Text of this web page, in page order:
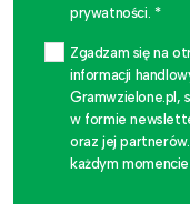
prywatności. *
Zgadzam się na
informacji
Gramwzielone.pl,
w formie
oraz jej
każdym